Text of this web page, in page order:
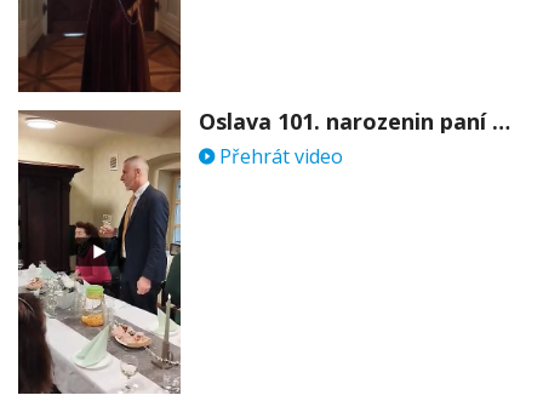
Oslava 101. narozenin paní Věry Skořepové
Přehrát video